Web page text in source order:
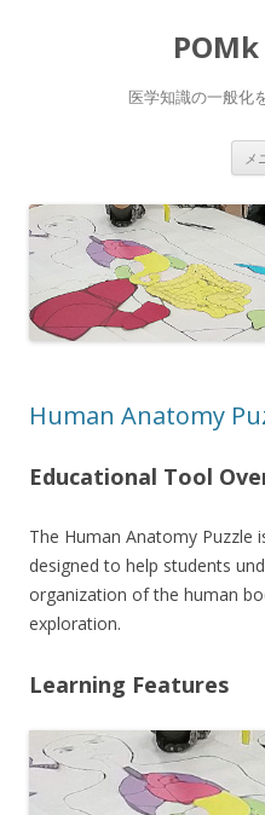
医学知識の一般化
メ
Human Anatomy
Educational Tool
The Human Anatomy Puzzle
designed to help students
organization of the human
exploration.
Learning Features